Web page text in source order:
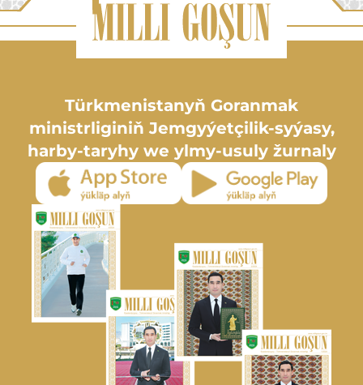
Türkmenistanyň Goranmak
ministrliginiň Jemgyýetçilik-syýasy,
harby-taryhy we ylmy-usuly žurnaly